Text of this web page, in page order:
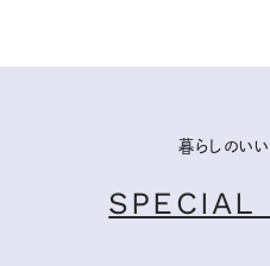
暮らしのいい
SPECIAL